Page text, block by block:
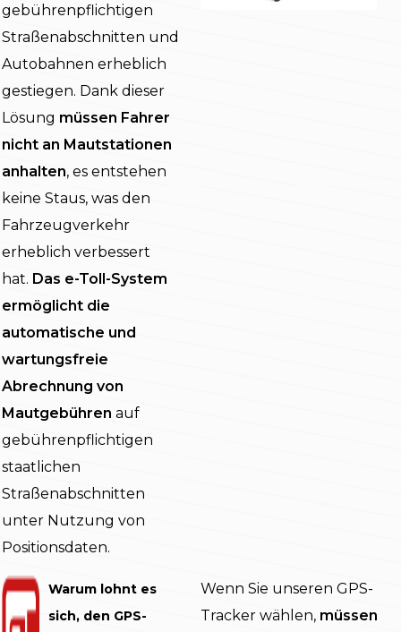
gebührenpflichtigen
Straßenabschnitten und
Autobahnen erheblich
gestiegen. Dank dieser
Lösung müssen Fahrer
nicht an Mautstationen
anhalten, es entstehen
keine Staus, was den
Fahrzeugverkehr
erheblich verbessert
hat. Das e-Toll-System
ermöglicht die
automatische und
wartungsfreie
Abrechnung von
Mautgebühren auf
gebührenpflichtigen
staatlichen
Straßenabschnitten
unter Nutzung von
Positionsdaten.
Warum lohnt es
sich, den GPS-
Wenn Sie unseren GPS-
Tracker wählen, müssen